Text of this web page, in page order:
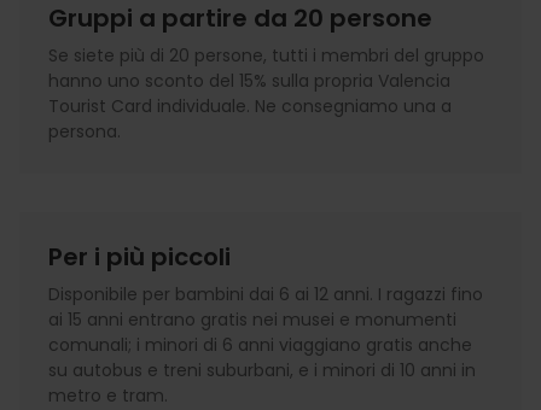
Gruppi a partire da 20 persone
Se siete più di 20 persone, tutti i membri del gruppo
hanno uno sconto del 15% sulla propria Valencia
Tourist Card individuale. Ne consegniamo una a
persona.
Per i più piccoli
Disponibile per bambini dai 6 ai 12 anni. I ragazzi fino
ai 15 anni entrano gratis nei musei e monumenti
comunali; i minori di 6 anni viaggiano gratis anche
su autobus e treni suburbani, e i minori di 10 anni in
metro e tram.